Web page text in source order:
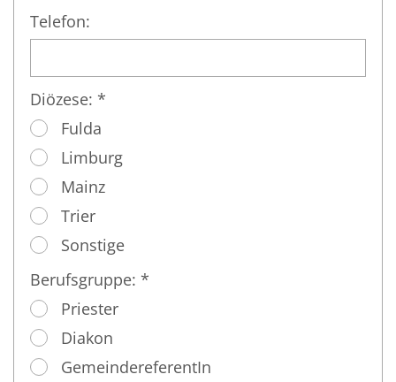
Telefon:
Diözese: *
Fulda
Limburg
Mainz
Trier
Sonstige
Berufsgruppe: *
Priester
Diakon
GemeindereferentIn